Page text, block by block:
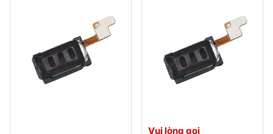
Vui lòng gọi